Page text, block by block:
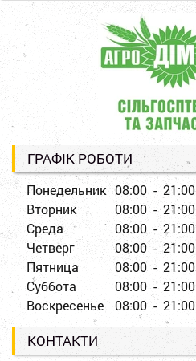
ГРАФІК РОБОТИ
Понедельник 08:00 - 21:00
Вторник
08:00 - 21:00
Среда
08:00 - 21:00
Четверг
08:00 - 21:00
Пятница
08:00 - 21:00
Суббота
08:00 - 21:00
Воскресенье
08:00 - 21:00
КОНТАКТИ